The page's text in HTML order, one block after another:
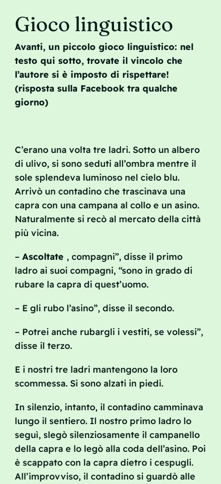
Contatto
Gioco linguistico
Avanti, un piccolo gioco linguistico: nel
testo qui sotto, trovate il vincolo che
l’autore si è imposto di rispettare!
(risposta sulla Facebook tra qualche
giorno)
C’erano una volta tre ladri. Sotto un albero
di ulivo, si sono seduti all’ombra mentre il
sole splendeva luminoso nel cielo blu.
Arrivò un contadino che trascinava una
capra con una campana al collo e un asino.
Naturalmente si recò al mercato della città
più vicina.
– Ascoltate , compagni”, disse il primo
ladro ai suoi compagni, “sono in grado di
rubare la capra di quest’uomo.
– E gli rubo l’asino”, disse il secondo.
– Potrei anche rubargli i vestiti, se volessi”,
disse il terzo.
E i nostri tre ladri mantengono la loro
scommessa. Si sono alzati in piedi.
In silenzio, intanto, il contadino camminava
lungo il sentiero. Il nostro primo ladro lo
seguì, slegò silenziosamente il campanello
della capra e lo legò alla coda dell’asino. Poi
è scappato con la capra dietro i cespugli.
All’improvviso, il contadino si guardò alle